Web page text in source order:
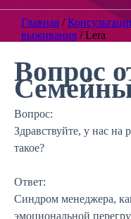
Главная /
выживания /Lera
Вопрос
Вопрос:
Здравствуйте, у нас на
такое?
Ответ:
Синдром менеджера,
эмоциональной